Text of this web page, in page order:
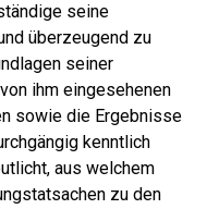
seine
überzeugend zu
seiner
ihm eingesehenen
sowie die Ergebnisse
kenntlich
aus welchem
zu den